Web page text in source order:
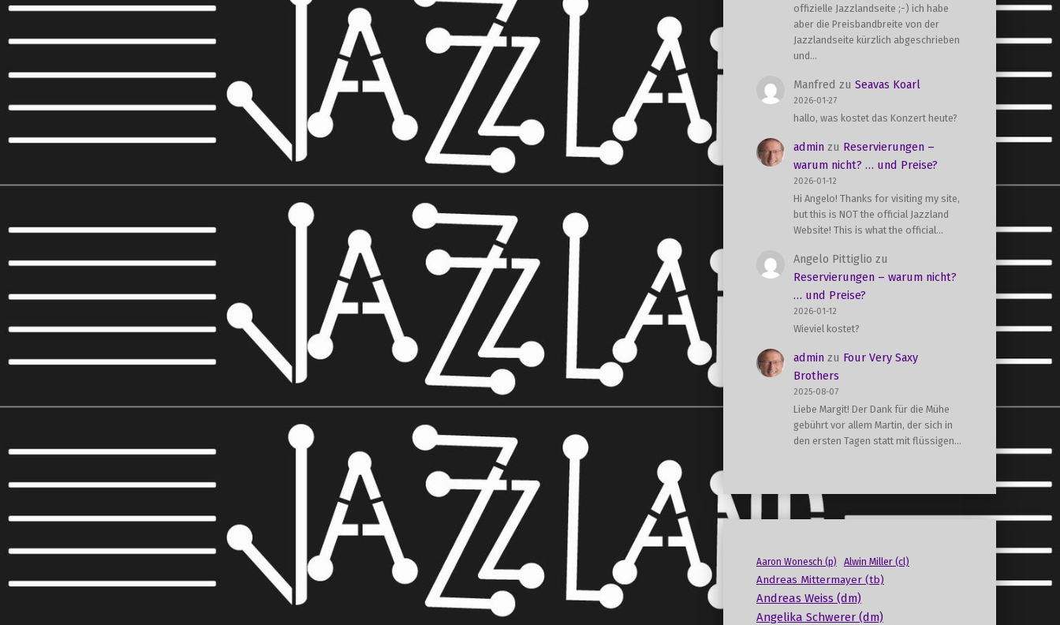
offizielle Jazzlandseite ;-) ich habe
aber die Preisbandbreite von der
Jazzlandseite kürzlich abgeschrieben
und…
Manfred zu Seavas Koarl
2026-01-27
hallo, was kostet das Konzert heute?
adminzu Reservierungen –
warum nicht? … und Preise?
2026-01-12
Hi Angelo! Thanks for visiting my site,
but this is NOT the official Jazzland
Website! This is what the official…
Angelo Pittiglio zu
Reservierungen – warum nicht?
… und Preise?
2026-01-12
Wieviel kostet?
adminzu Four Very Saxy
Brothers
2025-08-07
Liebe Margit! Der Dank für die Mühe
gebührt vor allem Martin, der sich in
den ersten Tagen statt mit flüssigen…
Aaron Wonesch (p) Alwin Miller (cl)
Andreas Mittermayer (tb)
Andreas Weiss (dm)
Angelika Schwerer (dm)